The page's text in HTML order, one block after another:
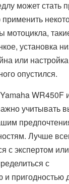
может стать
применить
мотоцикла,
установка
или
опустился.
WR450F
учитывать
Лучше
с экспертом
с
и пригодностью